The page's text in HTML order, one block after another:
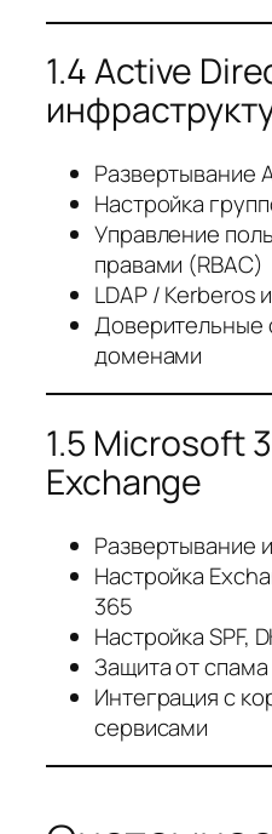
1.4 Active
Развертывание
Настройка
Управление
правами (RBAC)
LDAP / Kerberos
доменами
1.5 Microsoft
Exchange
Развертывание
Настройка
365
Настройка SPF,
Защита от
Интеграция с
сервисами